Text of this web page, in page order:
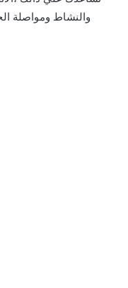
والنشاط ومواصلة